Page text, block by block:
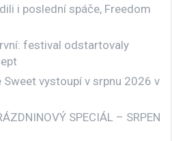
i poslední spáče, Freedom
festival odstartovaly
Sweet vystoupí v srpnu 2026 v
SPECIÁL – SRPEN